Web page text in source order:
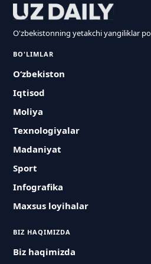
O'zbekistonning yetakchi yangiliklar
BO'LIMLAR
O‘zbekiston
Iqtisod
Moliya
Texnologiyalar
Madaniyat
Sport
Infografika
Maxsus loyihalar
BIZ HAQIMIZDA
Biz haqimizda